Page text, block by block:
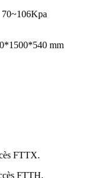
70~106Kpa
mm
FTTX.
FTTH.